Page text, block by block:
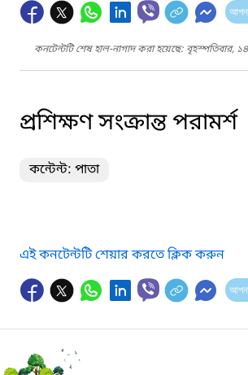
কনটেন্টটি শেষ হাল-নাগাদ করা হয়েছে: বৃহস্পতিবার,
প্রশিক্ষণ সংক্রান্ত পরামর্শ
কন্টেন্ট: পাতা
এই কনটেন্টটি শেয়ার করতে ক্লিক করুন